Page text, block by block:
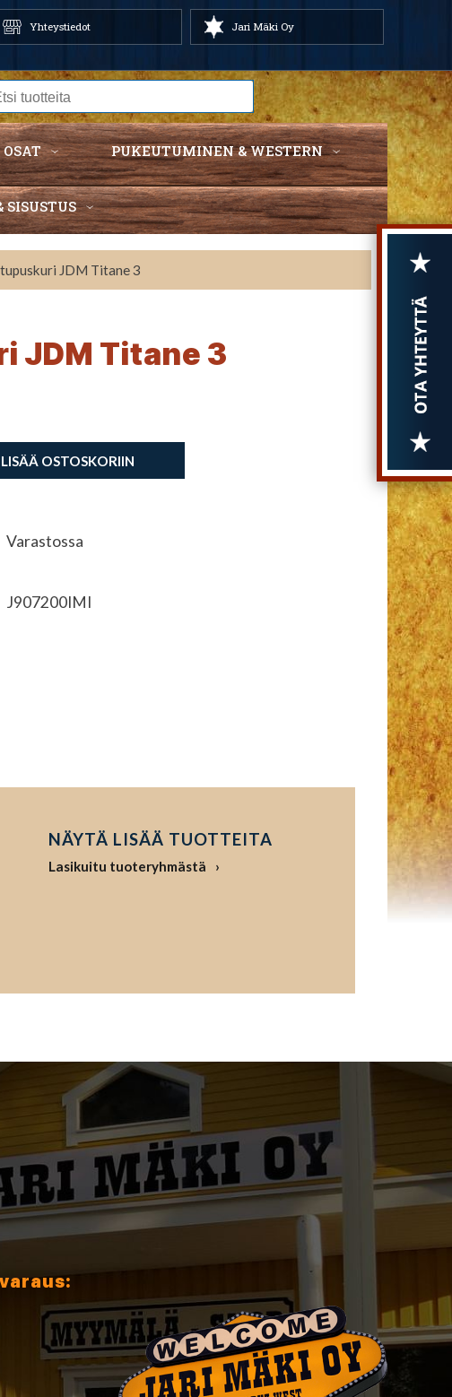
Yhteystiedot Jari Mäki Oy
PUKEUTUMINEN & WESTERN
JDM Titane 3
JDM Titane 3
LISÄÄ OSTOSKORIIN
Varastossa
J907200IMI
NÄYTÄ LISÄÄ TUOTTEITA
Lasikuitu tuoteryhmästä